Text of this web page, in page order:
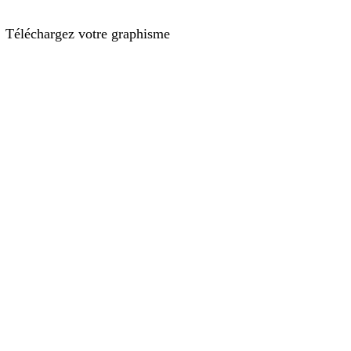
Téléchargez votre graphisme